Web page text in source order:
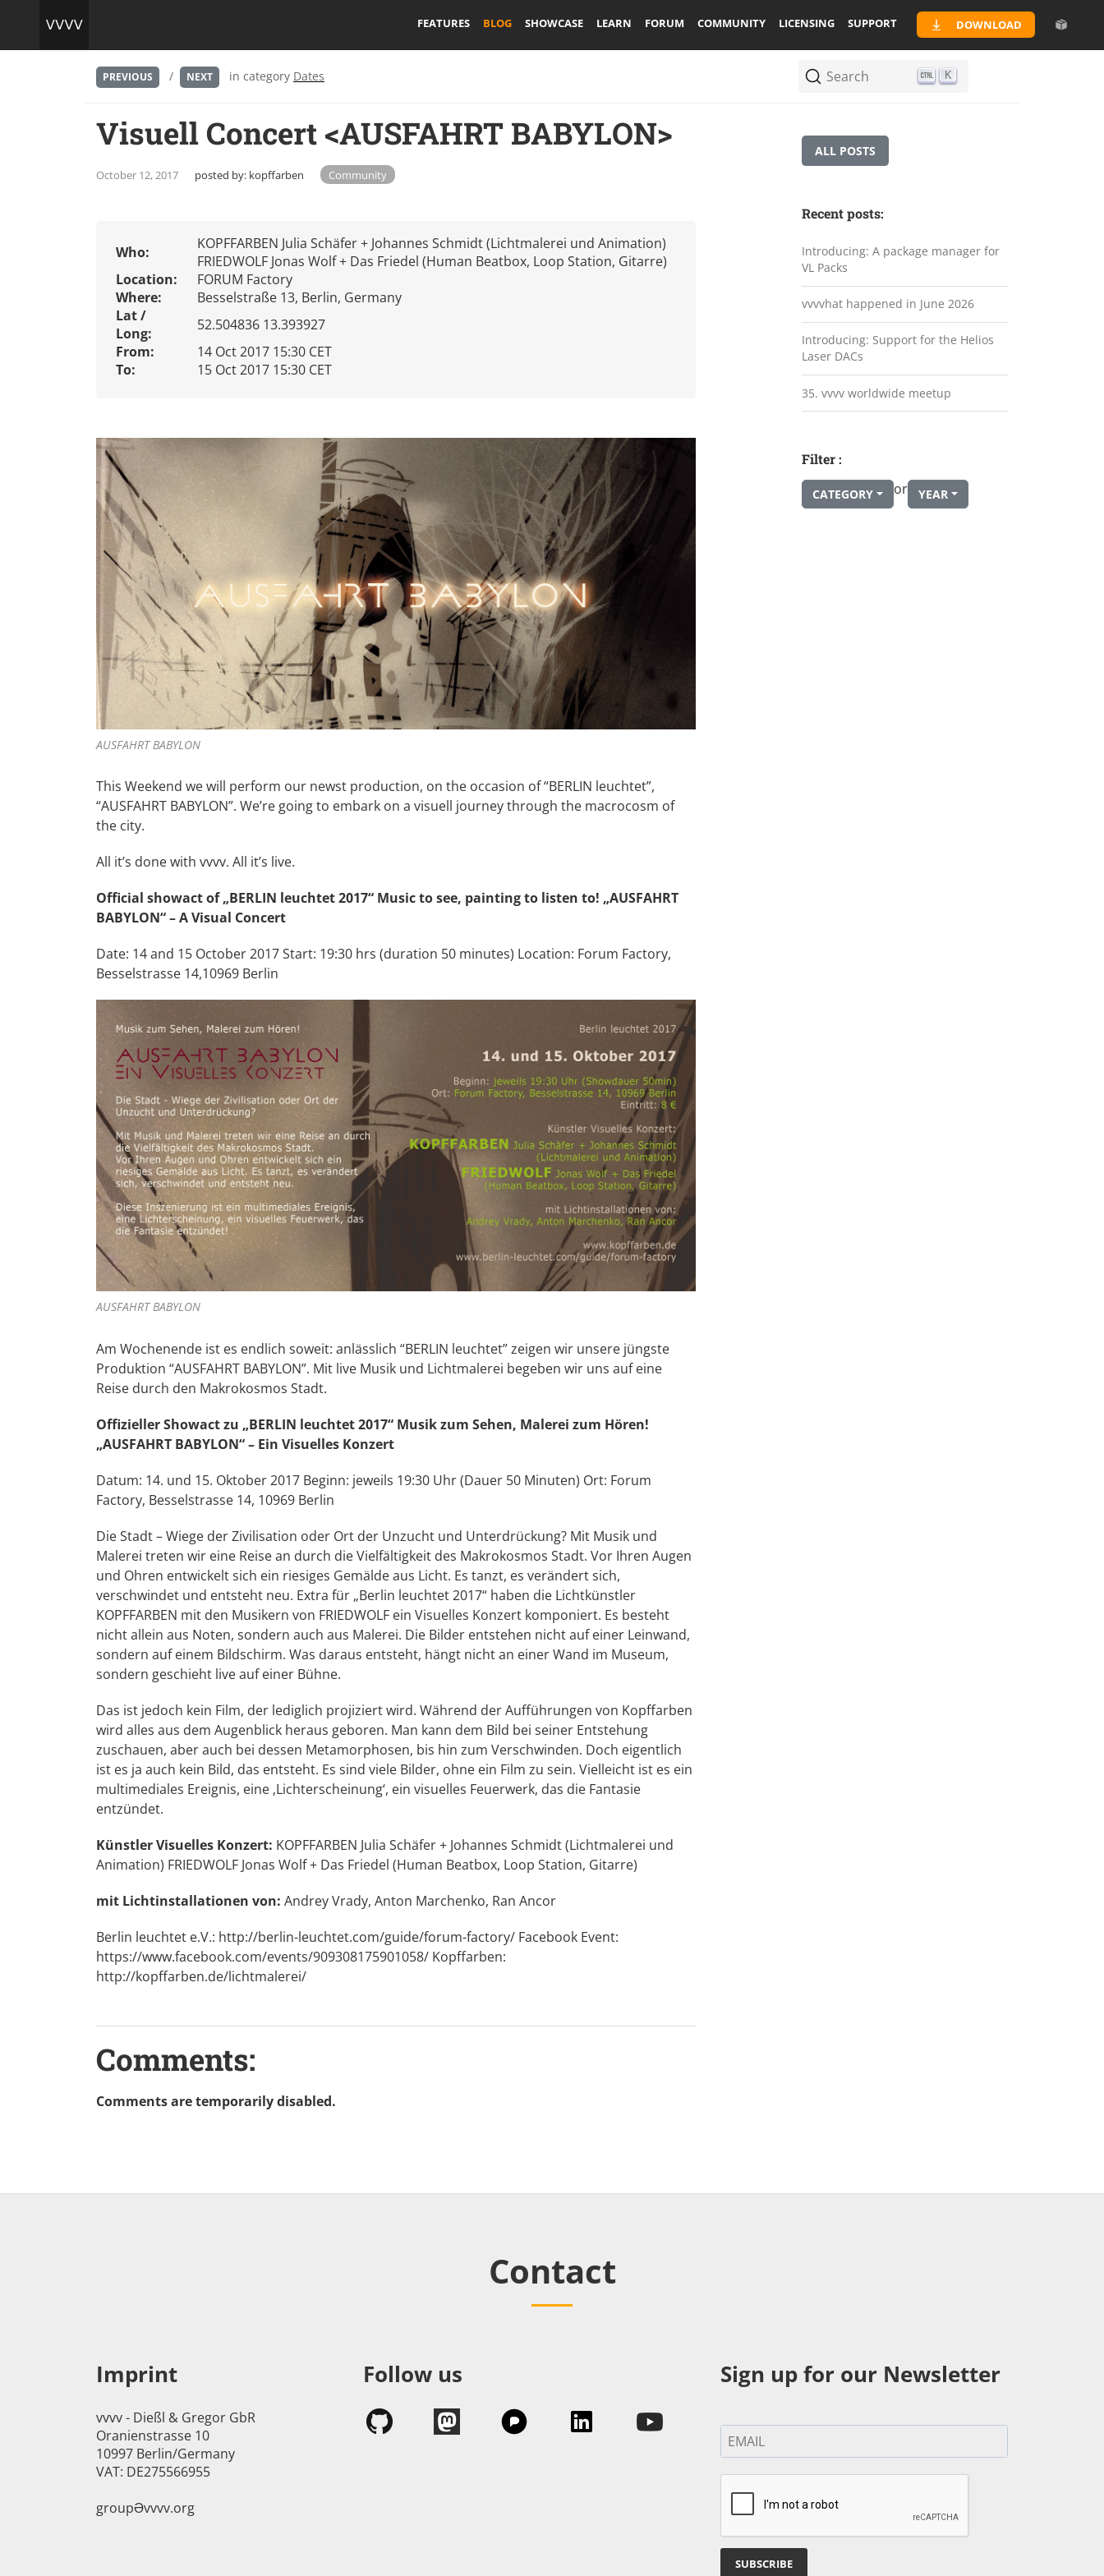
FEATURES BLOG SHOWCASE LEARN FORUM COMMUNITY LICENSING SUPPORT DOWNLOAD
PREVIOUS / NEXT in category Dates Search K
Visuell Concert <AUSFAHRT BABYLON>
October 12, 2017 posted by: kopffarben Community
Who:
KOPFFARBEN Julia Schäfer + Johannes Schmidt (Lichtmalerei und Animation)
FRIEDWOLF Jonas Wolf + Das Friedel (Human Beatbox, Loop Station, Gitarre)
Location:
FORUM Factory
Where:
Besselstraße 13, Berlin, Germany
Lat /
Long:
52.504836 13.393927
From:
14 Oct 2017 15:30 CET
To:
15 Oct 2017 15:30 CET
AUSFAHRT BABYLON
This Weekend we will perform our newst production, on the occasion of “BERLIN leuchtet”,
“AUSFAHRT BABYLON”. We’re going to embark on a visuell journey through the macrocosm of
the city.
All it’s done with vvvv. All it’s live.
Official showact of „BERLIN leuchtet 2017“ Music to see, painting to listen to! „AUSFAHRT
BABYLON“ – A Visual Concert
Date: 14 and 15 October 2017 Start: 19:30 hrs (duration 50 minutes) Location: Forum Factory,
Besselstrasse 14,10969 Berlin
AUSFAHRT BABYLON
Am Wochenende ist es endlich soweit: anlässlich “BERLIN leuchtet” zeigen wir unsere jüngste
Produktion “AUSFAHRT BABYLON”. Mit live Musik und Lichtmalerei begeben wir uns auf eine
Reise durch den Makrokosmos Stadt.
Offizieller Showact zu „BERLIN leuchtet 2017“ Musik zum Sehen, Malerei zum Hören!
„AUSFAHRT BABYLON“ – Ein Visuelles Konzert
Datum: 14. und 15. Oktober 2017 Beginn: jeweils 19:30 Uhr (Dauer 50 Minuten) Ort: Forum
Factory, Besselstrasse 14, 10969 Berlin
Die Stadt – Wiege der Zivilisation oder Ort der Unzucht und Unterdrückung? Mit Musik und
Malerei treten wir eine Reise an durch die Vielfältigkeit des Makrokosmos Stadt. Vor Ihren Augen
und Ohren entwickelt sich ein riesiges Gemälde aus Licht. Es tanzt, es verändert sich,
verschwindet und entsteht neu. Extra für „Berlin leuchtet 2017“ haben die Lichtkünstler
KOPFFARBEN mit den Musikern von FRIEDWOLF ein Visuelles Konzert komponiert. Es besteht
nicht allein aus Noten, sondern auch aus Malerei. Die Bilder entstehen nicht auf einer Leinwand,
sondern auf einem Bildschirm. Was daraus entsteht, hängt nicht an einer Wand im Museum,
sondern geschieht live auf einer Bühne.
Das ist jedoch kein Film, der lediglich projiziert wird. Während der Aufführungen von Kopffarben
wird alles aus dem Augenblick heraus geboren. Man kann dem Bild bei seiner Entstehung
zuschauen, aber auch bei dessen Metamorphosen, bis hin zum Verschwinden. Doch eigentlich
ist es ja auch kein Bild, das entsteht. Es sind viele Bilder, ohne ein Film zu sein. Vielleicht ist es ein
multimediales Ereignis, eine ‚Lichterscheinung‘, ein visuelles Feuerwerk, das die Fantasie
entzündet.
Künstler Visuelles Konzert: KOPFFARBEN Julia Schäfer + Johannes Schmidt (Lichtmalerei und
Animation) FRIEDWOLF Jonas Wolf + Das Friedel (Human Beatbox, Loop Station, Gitarre)
mit Lichtinstallationen von: Andrey Vrady, Anton Marchenko, Ran Ancor
Berlin leuchtet e.V.: http://berlin-leuchtet.com/guide/forum-factory/ Facebook Event:
https://www.facebook.com/events/909308175901058/ Kopffarben:
http://kopffarben.de/lichtmalerei/
Comments:
Comments are temporarily disabled.
ALL POSTS
Recent posts:
Introducing: A package manager for
VL Packs
vvvvhat happened in June 2026
Introducing: Support for the Helios
Laser DACs
35. vvvv worldwide meetup
Filter :
CATEGORY or YEAR
Contact
Imprint
vvvv - Dießl & Gregor GbR
Oranienstrasse 10
10997 Berlin/Germany
VAT: DE275566955
groupӘvvvv.org
Follow us Sign up for our Newsletter
SUBSCRIBE